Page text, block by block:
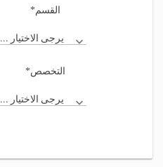
القسم*
يرجى الاختيار ...
التخصص*
يرجى الاختيار ...